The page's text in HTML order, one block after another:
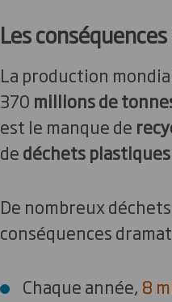
Les
La production
370 millions de
est le manque de
dedéchets plastiques
De nombreux
conséquences
Chaque année,8